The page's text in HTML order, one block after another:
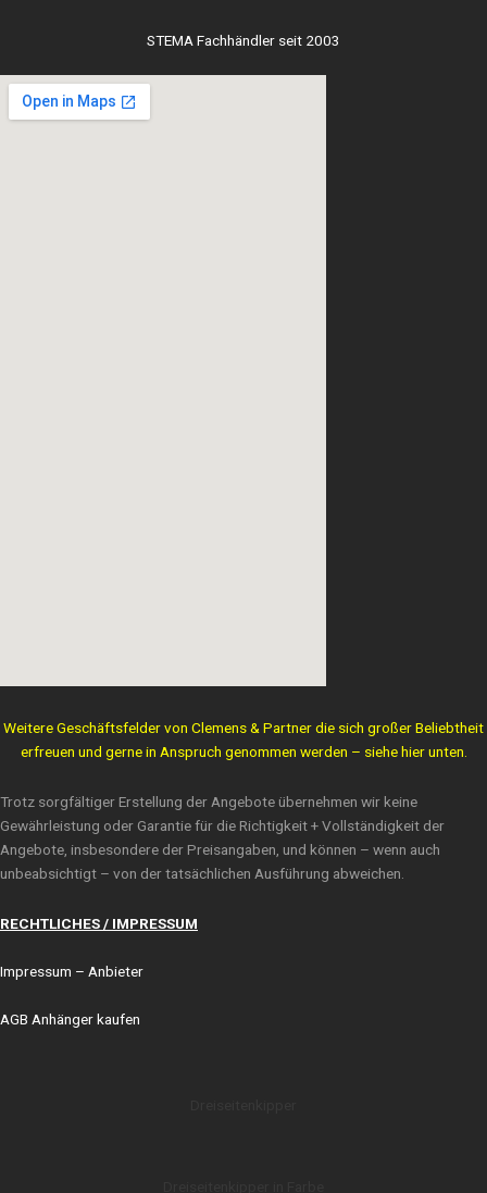
STEMA Fachhändler seit 2003
Weitere Geschäftsfelder von Clemens & Partner die sich großer Beliebtheit
erfreuen und gerne in Anspruch genommen werden – siehe hier unten.
Trotz sorgfältiger Erstellung der Angebote übernehmen wir keine
Gewährleistung oder Garantie für die Richtigkeit + Vollständigkeit der
Angebote, insbesondere der Preisangaben, und können – wenn auch
unbeabsichtigt – von der tatsächlichen Ausführung abweichen.
RECHTLICHES / IMPRESSUM
Impressum – Anbieter
AGB Anhänger kaufen